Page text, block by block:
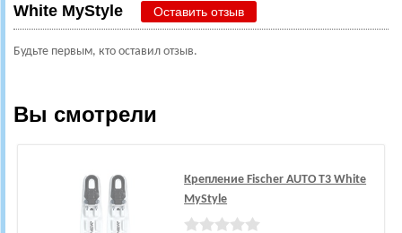
White MyStyle
Оставить отзыв
Будьте первым, кто оставил отзыв.
Вы смотрели
Крепление Fischer AUTO T3 White
MyStyle